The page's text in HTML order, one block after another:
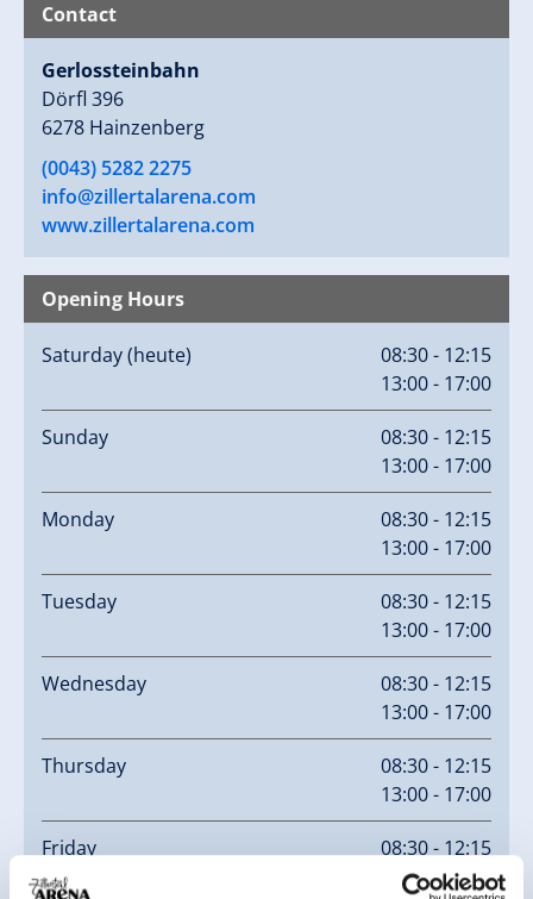
Winter:
The Gerlosstein cable car takes winter sports
enthusiasts comfortably from Hainzenberg to the
Gerlosstein Adventure Mountain. Whether skiing,
snowboarding, or winter hiking – the family-friendly
ski area delights with perfectly prepared slopes,
stunning views of the Zillertal Alps, and cozy places to
stop for a bite. A special highlight is the illuminated
toboggan run Gerlosstein, which provides thrilling
winter fun.
More info:
Gerlosstein cable car: 05282/ 2275
Contact
Gerlossteinbahn
Dörfl 396
6278 Hainzenberg
(0043) 5282 2275
info@zillertalarena.com
www.zillertalarena.com
Opening Hours
Saturday(heute)
08:30 - 12:15
13:00 - 17:00
Sunday
08:30 - 12:15
13:00 - 17:00
Monday
08:30 - 12:15
13:00 - 17:00
Tuesday
08:30 - 12:15
13:00 - 17:00
Wednesday
08:30 - 12:15
13:00 - 17:00
Thursday
08:30 - 12:15
13:00 - 17:00
Friday
08:30 - 12:15
13:00 - 17:00